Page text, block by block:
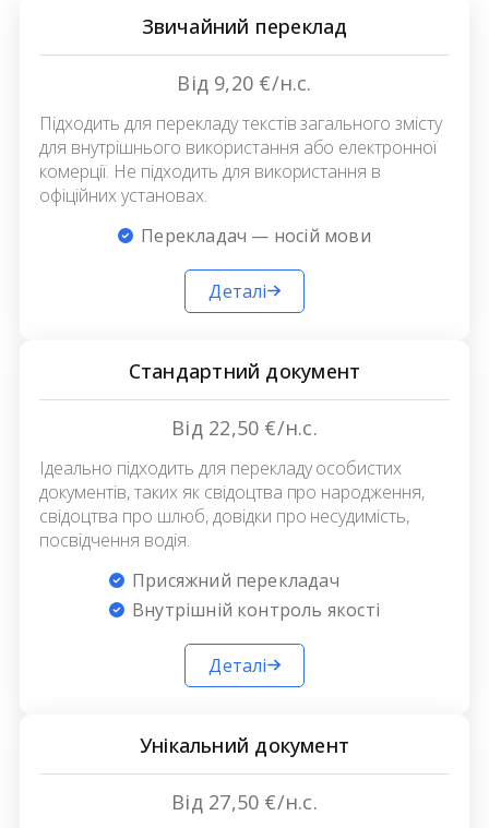
Звичайний переклад
Від 9,20 €/н.с.
Підходить для перекладу текстів загального змісту
для внутрішнього використання або електронної
комерції. Не підходить для використання в
офіційних установах.
Перекладач — носій мови
Деталі
Стандартний документ
Від 22,50 €/н.с.
Ідеально підходить для перекладу особистих
документів, таких як свідоцтва про народження,
свідоцтва про шлюб, довідки про несудимість,
посвідчення водія.
Присяжний перекладач
Внутрішній контроль якості
Деталі
Унікальний документ
Від 27,50 €/н.с.